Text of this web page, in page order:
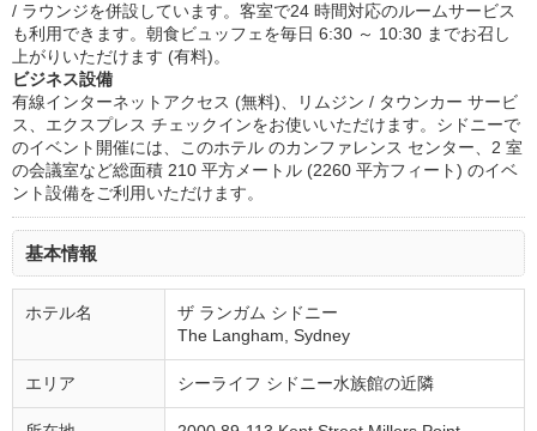
/ ラウンジを併設しています。客室で24 時間対応のルームサービス
も利用できます。朝食ビュッフェを毎日 6:30 ～ 10:30 までお召し
上がりいただけます (有料)。
ビジネス設備
有線インターネットアクセス (無料)、リムジン / タウンカー サービ
ス、エクスプレス チェックインをお使いいただけます。シドニーで
のイベント開催には、このホテル のカンファレンス センター、2 室
の会議室など総面積 210 平方メートル (2260 平方フィート) のイベ
ント設備をご利用いただけます。
基本情報
ホテル名
ザ ランガム シドニー
The Langham, Sydney
エリア シーライフ シドニー水族館の近隣